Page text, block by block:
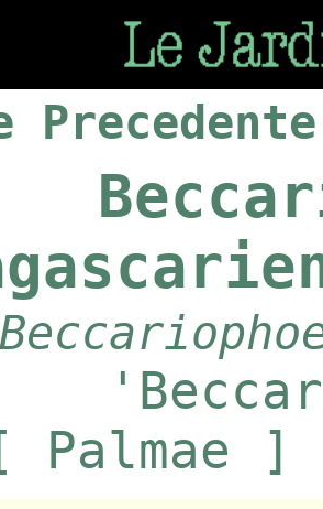
Precedente
[ Palmae ]